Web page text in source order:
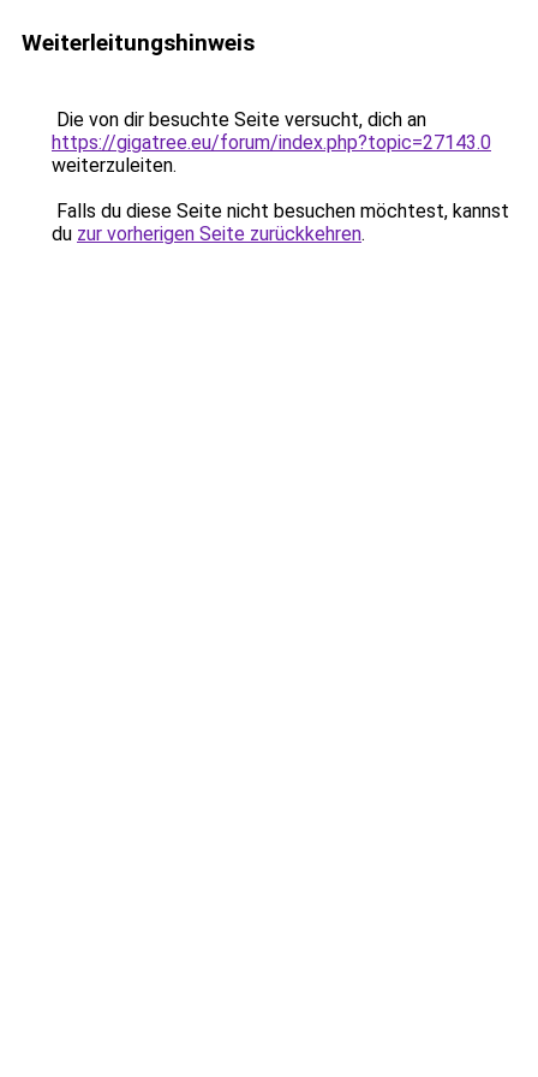
Weiterleitungshinweis
Die von dir besuchte Seite versucht, dich an
https://gigatree.eu/forum/index.php?topic=27143.0
weiterzuleiten.
Falls du diese Seite nicht besuchen möchtest, kannst
du zur vorherigen Seite zurückkehren.